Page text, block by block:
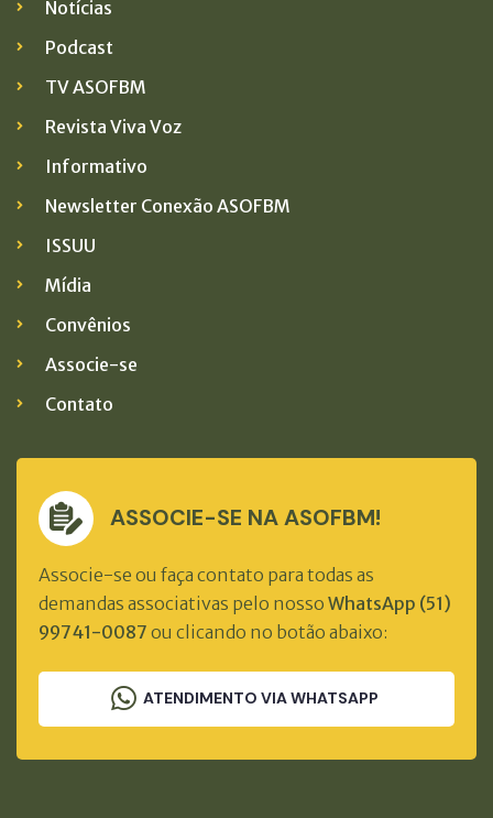
Notícias
Podcast
TV ASOFBM
Revista Viva Voz
Informativo
Newsletter Conexão ASOFBM
ISSUU
Mídia
Convênios
Associe-se
Contato
ASSOCIE-SE NA ASOFBM!
Associe-se ou faça contato para todas as
demandas associativas pelo nosso WhatsApp (51)
99741-0087 ou clicando no botão abaixo:
ATENDIMENTO VIA WHATSAPP